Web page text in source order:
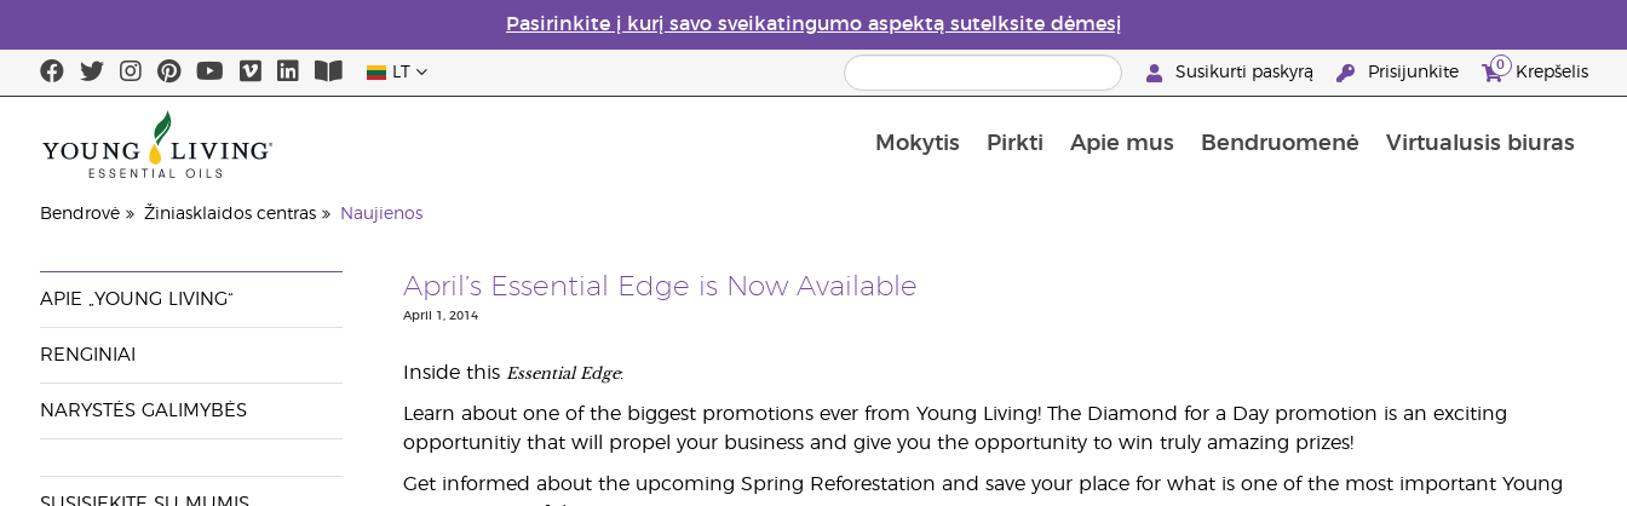
Pasirinkite į kurį savo sveikatingumo aspektą sutelksite dėmesį
LT Susikurti paskyrą Prisijunkite 0 Krepšelis
Mokytis Pirkti Apie mus Bendruomenė Virtualusis biuras
Bendrovė Žiniasklaidos centras Naujienos
APIE „YOUNG LIVING“
RENGINIAI
NARYSTĖS GALIMYBĖS
April’s Essential Edge is Now Available
April 1, 2014
Inside this Essential Edge:
Learn about one of the biggest promotions ever from Young Living! The Diamond for a Day promotion is an exciting
opportunitiy that will propel your business and give you the opportunity to win truly amazing prizes!
Get informed about the upcoming Spring Reforestation and save your place for what is one of the most important Young